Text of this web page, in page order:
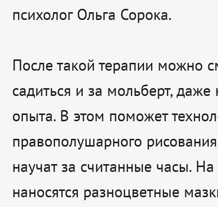
психолог Ольга Сорока.
После такой терапии можно
садиться и за мольберт,
опыта. В этом поможет
правополушарного
научат за считанные часы. На
наносятся разноцветные